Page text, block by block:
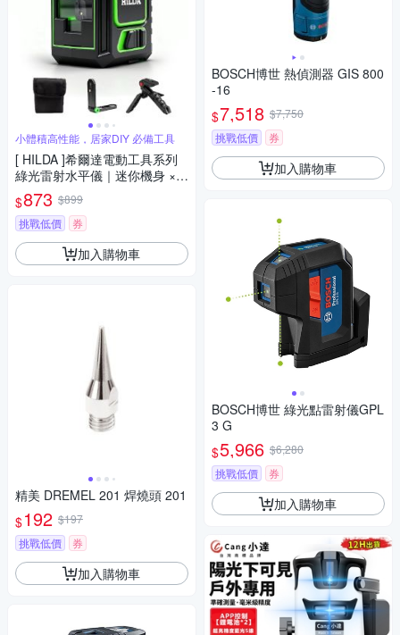
小體積高性能，居家DIY 必備工具
[ HILDA ]希爾達電動工具系列
綠光雷射水平儀｜迷你機身 ×
專業級精準定位 OZ540
$873 $899
挑戰低價
券
加入購物車
精美 DREMEL 201 焊燒頭 201
$192 $197
挑戰低價
券
加入購物車
BOSCH博世 熱偵測器 GIS 800
-16
$7,518 $7,750
挑戰低價
券
加入購物車
BOSCH博世 綠光點雷射儀GPL
3 G
$5,966 $6,280
挑戰低價
券
加入購物車